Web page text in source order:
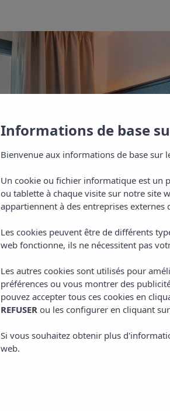
Informations de base
Bienvenue aux informations de base sur
Un cookie ou fichier informatique est un
ou tablette à chaque visite sur notre site
appartiennent à des entreprises
Les cookies peuvent être de différents
web fonctionne, ils ne nécessitent pas
Les autres cookies sont utilisés pour
préférences ou vous montrer des
pouvez accepter tous ces cookies en
REFUSERou les configurer en cliquant
Si vous souhaitez obtenir plus
web.